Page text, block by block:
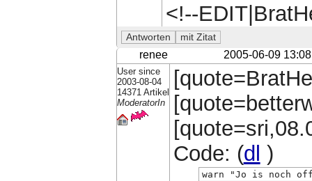
<!--
renee 2005-06-09 13:08
User since
2003-08-04
14371 Artikel
ModeratorIn
Code: (dl )
warn "Jo is noch